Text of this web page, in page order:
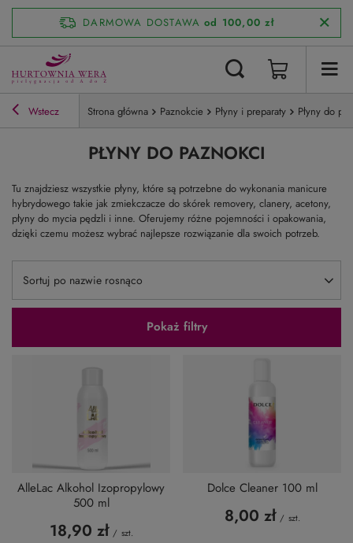
DARMOWA DOSTAWA od 100,00 zł
Wstecz Strona główna Paznokcie Płyny i preparaty Płyny do
PŁYNY DO PAZNOKCI
Tu znajdziesz wszystkie płyny, które są potrzebne do wykonania manicure
hybrydowego takie jak zmiekczacze do skórek removery, clanery, acetony,
płyny do mycia pędzli i inne. Oferujemy różne pojemności i opakowania,
dzięki czemu możesz wybrać najlepsze rozwiązanie dla swoich potrzeb.
Zmień sortowanie
Sortuj po nazwie rosnąco
Pokaż filtry
AlleLac Alkohol Izopropylowy
500 ml
18,90 zł / szt.
Dolce Cleaner 100 ml
8,00 zł / szt.